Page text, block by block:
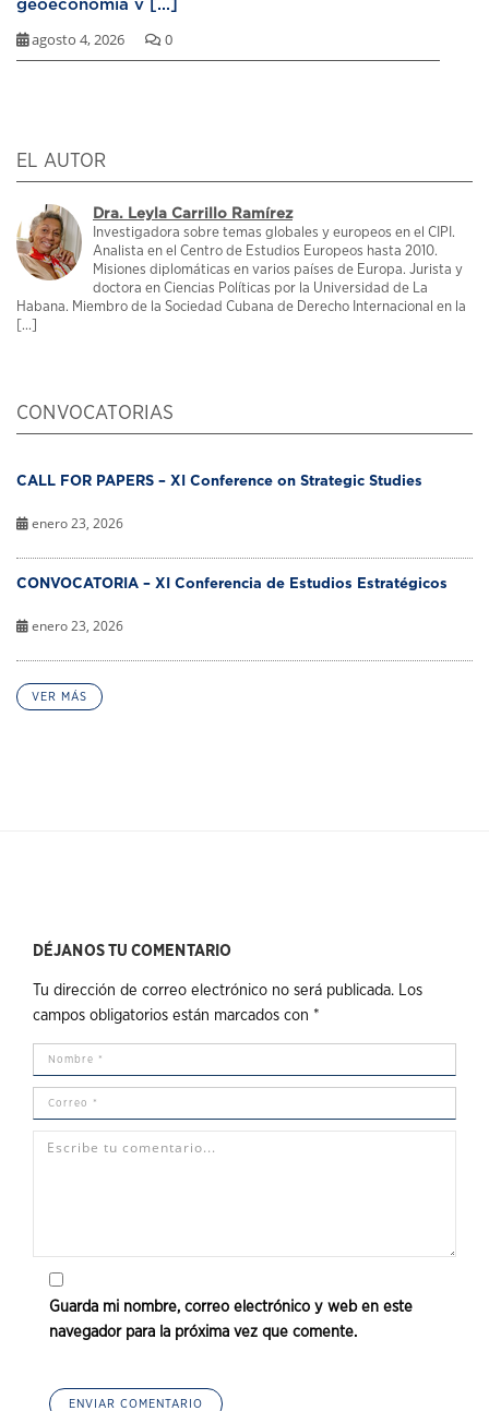
agosto 4, 2026 0
EL AUTOR
Dra. Leyla Carrillo Ramírez
Investigadora sobre temas globales y europeos en el CIPI.
Analista en el Centro de Estudios Europeos hasta 2010.
Misiones diplomáticas en varios países de Europa. Jurista y
doctora en Ciencias Políticas por la Universidad de La
Habana. Miembro de la Sociedad Cubana de Derecho Internacional en la
[...]
CONVOCATORIAS
CALL FOR PAPERS – XI Conference on Strategic Studies
enero 23, 2026
CONVOCATORIA – XI Conferencia de Estudios Estratégicos
enero 23, 2026
VER MÁS
DÉJANOS TU COMENTARIO
Tu dirección de correo electrónico no será publicada.
Los
campos obligatorios están marcados con *
Guarda mi nombre, correo electrónico y web en este
navegador para la próxima vez que comente.